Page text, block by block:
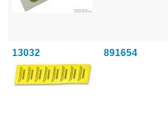
13032 891654